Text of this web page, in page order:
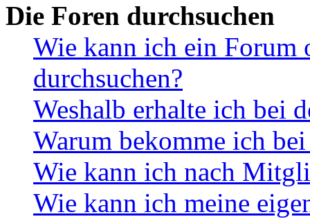
Die Foren durchsuchen
Wie kann ich ein Forum
durchsuchen?
Weshalb erhalte ich bei
Warum bekomme ich
Wie kann ich nach
Wie kann ich meine